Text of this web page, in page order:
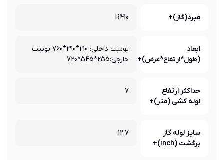
مبرد(گاز)+ R410
ابعاد
(طول*ارتفاع*عرض)+
یونیت داخلی: 210*290*760 یونیت
خارجی:255*545*720
حداکثر ارتفاع
لوله کشی (متر)+
7
سایز لوله گاز
برگشت (inch)+
12.7